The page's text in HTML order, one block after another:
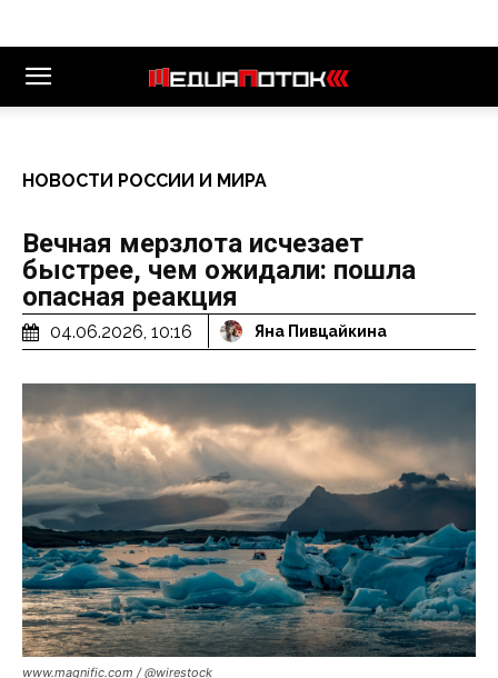
НОВОСТИ РОССИИ И МИРА
Вечная мерзлота исчезает
быстрее, чем ожидали: пошла
опасная реакция
04.06.2026, 10:16 Яна Пивцайкина
www.magnific.com / @wirestock